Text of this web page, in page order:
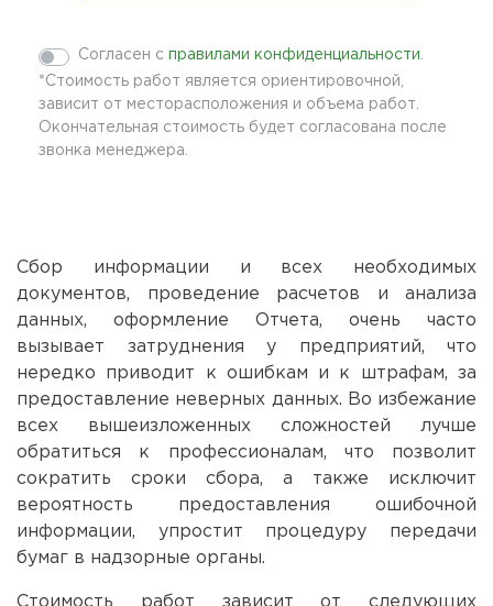
comments
*Стоимость работ является ориентировочной,
зависит от месторасположения и объема работ.
Окончательная стоимость будет согласована после
звонка менеджера.
Согласен с правилами конфиденциальности
Сбор информации и всех необходимых
документов, проведение расчетов и анализа
данных, оформление Отчета, очень часто
вызывает затруднения у предприятий, что
нередко приводит к ошибкам и к штрафам, за
предоставление неверных данных. Во избежание
всех вышеизложенных сложностей лучше
обратиться к профессионалам, что позволит
сократить сроки сбора, а также исключит
вероятность предоставления ошибочной
информации, упростит процедуру передачи
бумаг в надзорные органы.
Стоимость работ зависит от следующих